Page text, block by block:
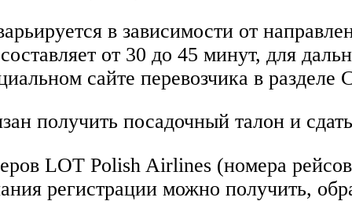
в зависимости от
от 30 до 45 минут, для
сайте перевозчика в разделе
получить посадочный талон и
LOT Polish Airlines (номера
регистрации можно получить,